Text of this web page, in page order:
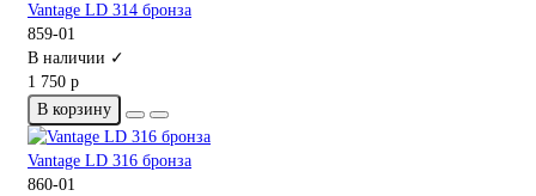
Vantage LD 314 бронза
859-01
В наличии ✓
1 750 р
В корзину
Vantage LD 316 бронза
860-01